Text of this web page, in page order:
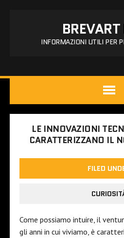
BREVART
INFORMAZIONI UTILI PER
LE INNOVAZIONI
CARATTERIZZANO IL
FILED
Come possiamo intuire, il
gli anni in cui viviamo, è